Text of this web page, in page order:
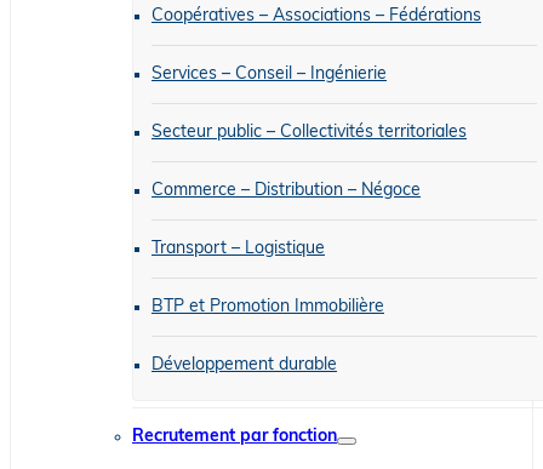
Coopératives – Associations – Fédérations
Services – Conseil – Ingénierie
Secteur public – Collectivités territoriales
Commerce – Distribution – Négoce
Transport – Logistique
BTP et Promotion Immobilière
Développement durable
Recrutement par fonction